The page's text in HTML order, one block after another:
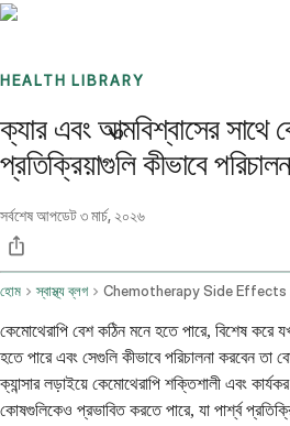
HEALTH LIBRARY
ক্যার এবং আত্মবিশ্বাসের সাথে
প্রতিক্রিয়াগুলি কীভাবে
সর্বশেষ আপডেট৩ মার্চ, ২০২৬
হোম স্বাস্থ্য ব্লগ
কেমোথেরাপি বেশ কঠিন মনে হতে পারে, বিশেষ করে
হতে পারে এবং সেগুলি কীভাবে পরিচালনা করবেন তা
ক্যান্সার লড়াইয়ে কেমোথেরাপি শক্তিশালী এবং
কোষগুলিকেও প্রভাবিত করতে পারে, যা পার্শ্ব